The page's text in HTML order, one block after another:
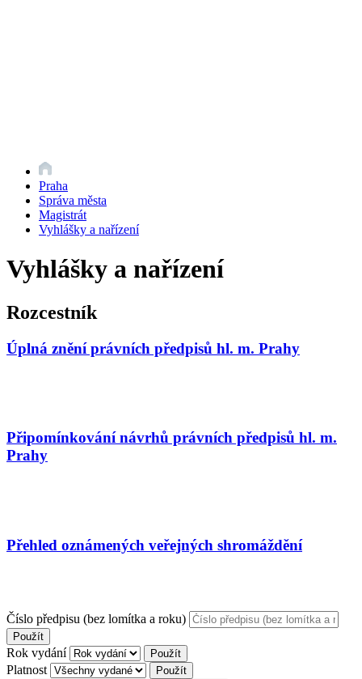
Praha
Správa města
Magistrát
Vyhlášky a nařízení
Vyhlášky a nařízení
Rozcestník
Úplná znění právních předpisů hl. m. Prahy
Připomínkování návrhů právních předpisů hl. m.
Prahy
Přehled oznámených veřejných shromáždění
Číslo předpisu (bez lomítka a roku)
Použít
Rok vydání Použít
Platnost Použít